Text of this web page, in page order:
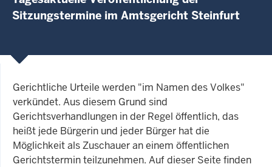
Sitzungstermine im Amtsgericht Steinfurt
Gerichtliche Urteile werden "im Namen des Volkes"
verkündet. Aus diesem Grund sind
Gerichtsverhandlungen in der Regel öffentlich, das
heißt jede Bürgerin und jeder Bürger hat die
Möglichkeit als Zuschauer an einem öffentlichen
Gerichtstermin teilzunehmen. Auf dieser Seite finden